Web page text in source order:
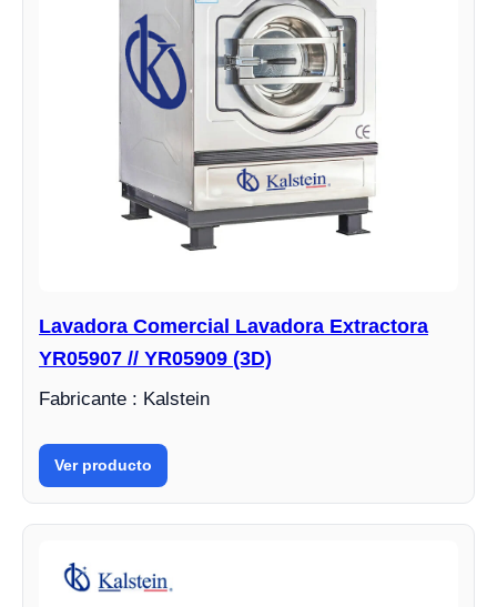
Lavadora Comercial Lavadora Extractora
YR05907 // YR05909 (3D)
Fabricante : Kalstein
Ver producto